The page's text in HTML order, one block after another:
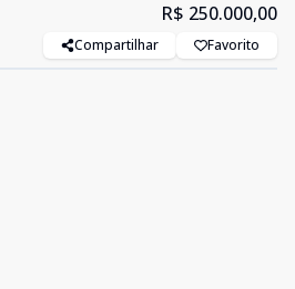
R$ 250.000,00
Compartilhar Favorito